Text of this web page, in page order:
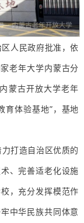
人民政府批准，依
老年大学内蒙古分
蒙古开放大学老年
育体验基地”，基地
打造自治区优质的
、完善适老化设施
，充分发挥模范作
中华民族共同体意